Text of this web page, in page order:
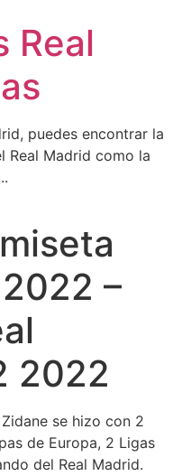
Real
puedes encontrar la
Real Madrid como la
–
2022
Zidane se hizo con 2
de Europa, 2 Ligas
del Real Madrid.